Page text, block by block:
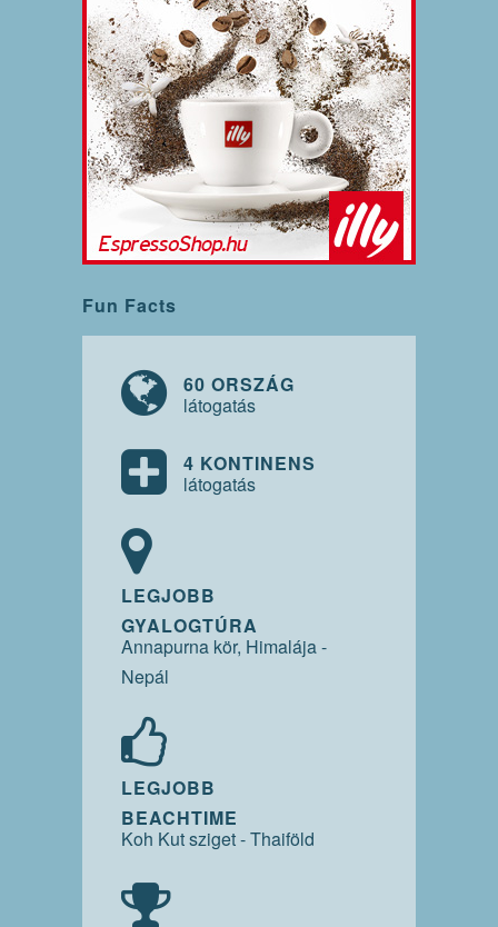
Fun Facts
60 ORSZÁG
látogatás
4 KONTINENS
látogatás
LEGJOBB
GYALOGTÚRA
Annapurna kör, Himalája -
Nepál
LEGJOBB
BEACHTIME
Koh Kut sziget - Thaiföld